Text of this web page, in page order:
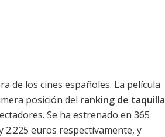
de los cines españoles. La película
posición del ranking de taquilla
Se ha estrenado en 365
2.225 euros respectivamente, y